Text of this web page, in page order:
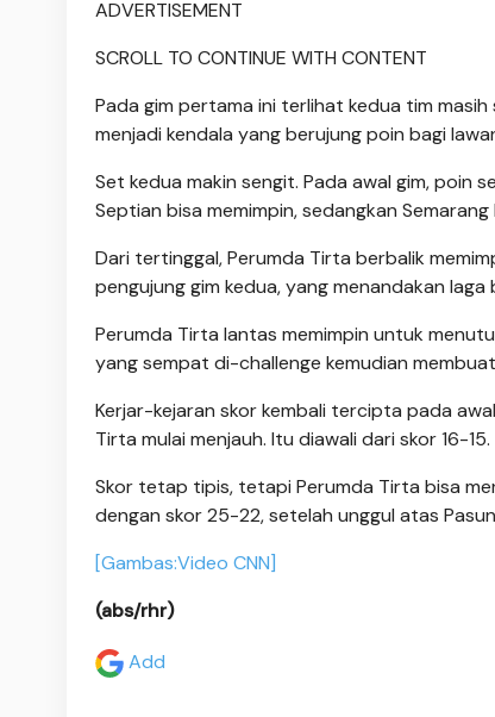
ADVERTISEMENT
SCROLL TO CONTINUE WITH CONTENT
Pada gim pertama ini terlihat kedua tim
menjadi kendala yang berujung poin bagi
Set kedua makin sengit. Pada awal gim, poin
Septian bisa memimpin, sedangkan Semarang
Dari tertinggal, Perumda Tirta berbalik
pengujung gim kedua, yang menandakan
Perumda Tirta lantas memimpin untuk
yang sempat di-challenge kemudian
Kerjar-kejaran skor kembali tercipta pada
Tirta mulai menjauh. Itu diawali dari skor 16-15.
Skor tetap tipis, tetapi Perumda Tirta bisa
dengan skor 25-22, setelah unggul atas
[Gambas:Video CNN]
(abs/rhr)
Add